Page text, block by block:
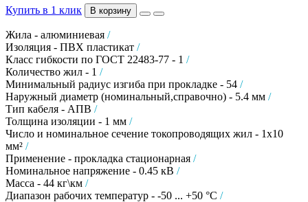
Купить в 1 клик В корзину
Жила - алюминиевая /
Изоляция - ПВХ пластикат /
Класс гибкости по ГОСТ 22483-77 - 1 /
Количество жил - 1 /
Минимальный радиус изгиба при прокладке - 54 /
Наружный диаметр (номинальный,справочно) - 5.4 мм /
Тип кабеля - АПВ /
Толщина изоляции - 1 мм /
Число и номинальное сечение токопроводящих жил - 1х10
мм² /
Применение - прокладка стационарная /
Номинальное напряжение - 0.45 кВ /
Масса - 44 кг\км /
Диапазон рабочих температур - -50 ... +50 °C /